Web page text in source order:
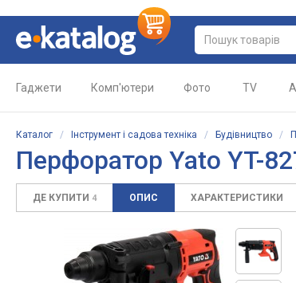
Гаджети Комп'ютери Фото TV
Каталог / Інструмент і садова техніка / Будівництво /
Перфоратор Yato YT-
ДЕ КУПИТИ 4 ОПИС ХАРАКТЕРИСТИКИ